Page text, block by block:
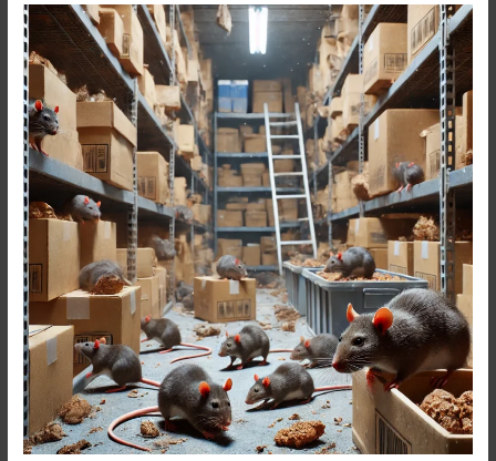
شركة
مكافحة
الفئران
فى
التجمع
الاول
01091560420/
الأقرب
اليك